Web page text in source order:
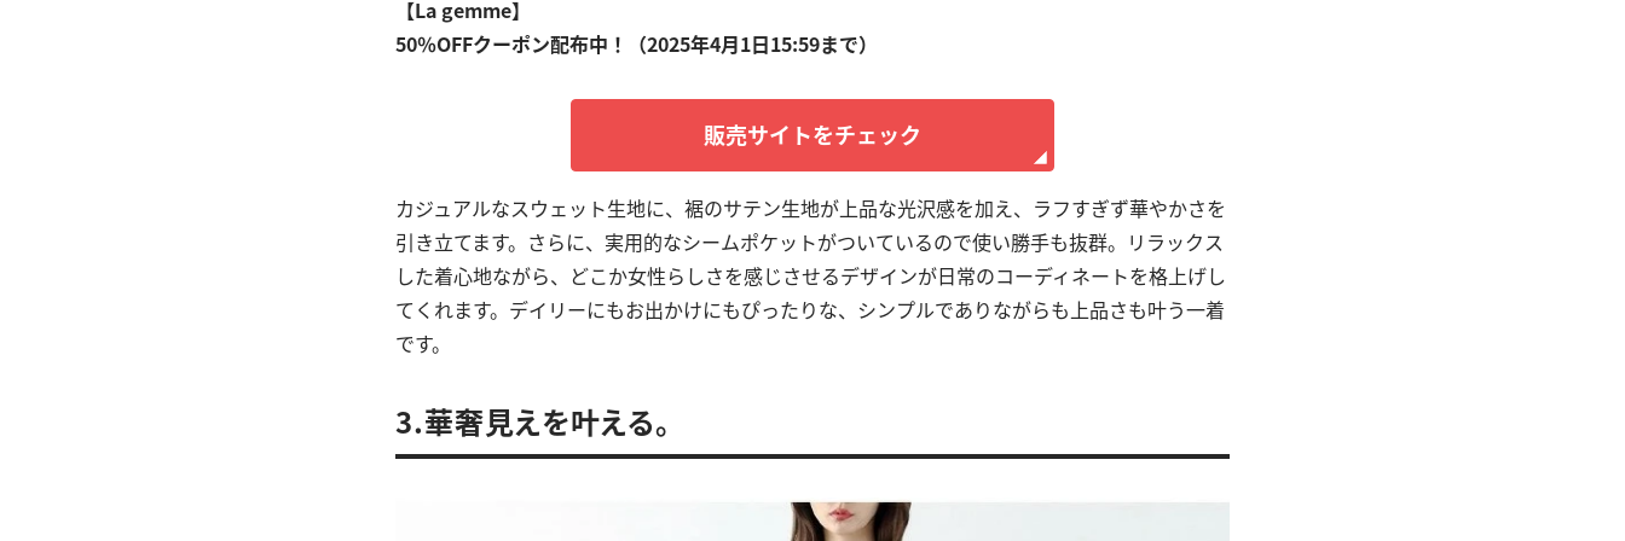
【La gemme】
50％OFFクーポン配布中！（2025年4月1日15:59まで）
販売サイトをチェック
カジュアルなスウェット生地に、裾のサテン生地が上品な光沢感を加え、ラフすぎず華やかさを
引き立てます。さらに、実用的なシームポケットがついているので使い勝手も抜群。リラックス
した着心地ながら、どこか女性らしさを感じさせるデザインが日常のコーディネートを格上げし
てくれます。デイリーにもお出かけにもぴったりな、シンプルでありながらも上品さも叶う一着
です。
3.華奢見えを叶える。